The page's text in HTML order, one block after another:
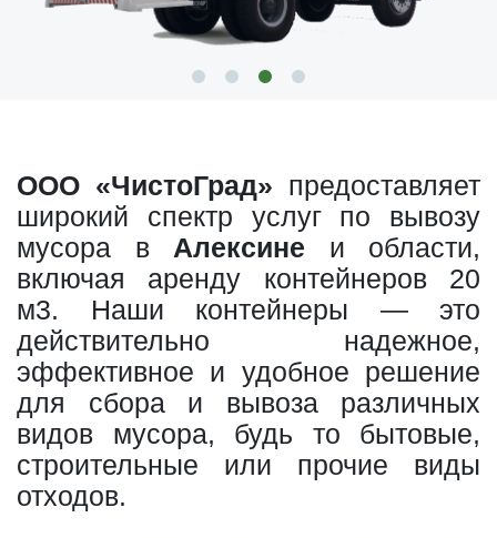
ООО «ЧистоГрад» предоставляет
широкий спектр услуг по вывозу
мусора в Алексине и области,
включая аренду контейнеров 20
м3. Наши контейнеры — это
действительно надежное,
эффективное и удобное решение
для сбора и вывоза различных
видов мусора, будь то бытовые,
строительные или прочие виды
отходов.